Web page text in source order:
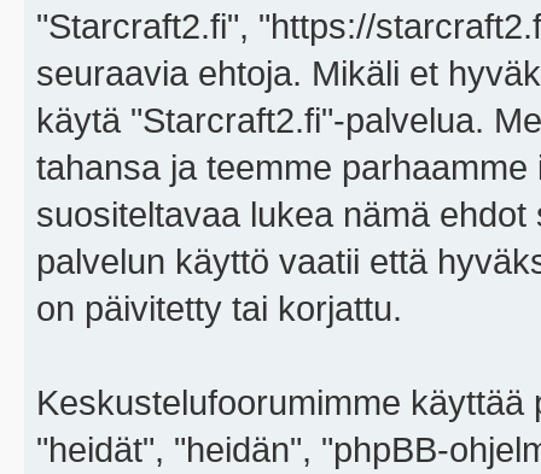
"Starcraft2.fi", "https://
seuraavia ehtoja. Mikäli et
käytä "Starcraft2.fi"-palvelua.
tahansa ja teemme
suositeltavaa lukea nämä
palvelun käyttö vaatii että
on päivitetty tai korjattu.
Keskustelufoorumimme
"heidät", "heidän", "phpBB-